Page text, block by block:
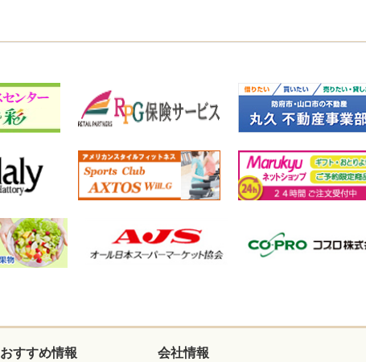
おすすめ情報 会社情報